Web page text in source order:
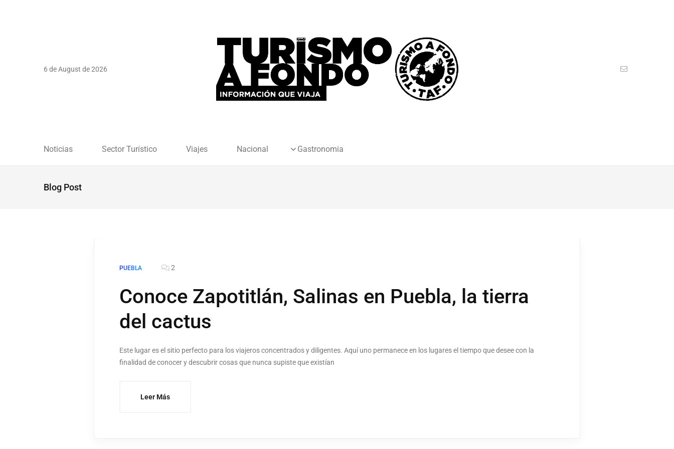
6 de August de 2026
Noticias Sector Turístico Viajes Nacional Gastronomia
Blog Post
PUEBLA 2
Conoce Zapotitlán, Salinas en Puebla, la tierra
del cactus
Este lugar es el sitio perfecto para los viajeros concentrados y diligentes. Aquí uno permanece en los lugares el tiempo que desee con la
finalidad de conocer y descubrir cosas que nunca supiste que existían
Leer Más